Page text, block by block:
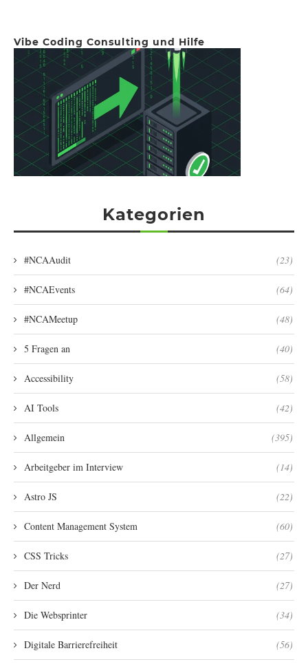
Vibe Coding Consulting und Hilfe
Kategorien
#NCAAudit (23)
#NCAEvents (64)
#NCAMeetup (48)
5 Fragen an (40)
Accessibility (58)
AI Tools (42)
Allgemein (395)
Arbeitgeber im Interview (14)
Astro JS (22)
Content Management System (60)
CSS Tricks (27)
Der Nerd (27)
Die Websprinter (34)
Digitale Barrierefreiheit (56)